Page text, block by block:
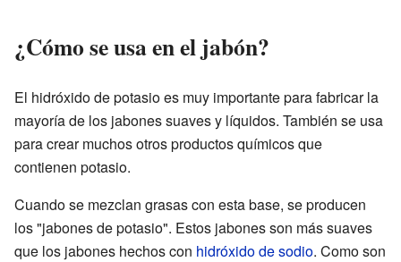
¿Cómo se usa en el jabón?
El hidróxido de potasio es muy importante para fabricar la
mayoría de los jabones suaves y líquidos. También se usa
para crear muchos otros productos químicos que
contienen potasio.
Cuando se mezclan grasas con esta base, se producen
los "jabones de potasio". Estos jabones son más suaves
que los jabones hechos con hidróxido de sodio. Como son